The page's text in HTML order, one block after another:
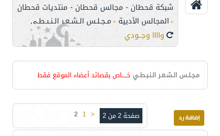
شبكة قحطان - مجالس قحطان - منتديات قحطان
> المجالس الأدبية > مـجـلـس الـشـعـر الـنـبـطـي
واااا وجــودي
مـجـلـس الـشـعـر الـنـبـطـي خـــــاص بقصائد أعضاء الموقع فقط
صفحة 2 من 2 <
1
2